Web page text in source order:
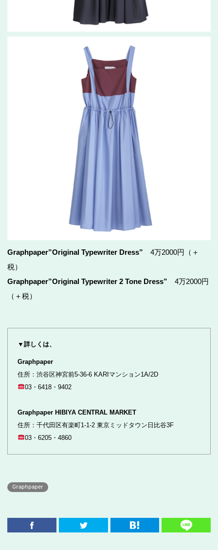
Graphpaper”Original Typewriter Dress” 4万2000円（＋
税）
Graphpaper”Original Typewriter 2 Tone Dress” 4万2000円
（＋税）
▼詳しくは、
Graphpaper
住所：渋谷区神宮前5-36-6 KARIマンション1A/2D
03・6418・9402
Graphpaper HIBIYA CENTRAL MARKET
住所：千代田区有楽町1-1-2 東京ミッドタウン日比谷3F
03・6205・4860
Graphpaper